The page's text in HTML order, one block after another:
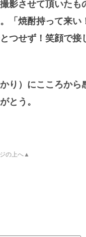
影させて頂いたも
「焼酎持って来い
つせず！笑顔で接
り）にこころから
とう。
の上へ▲